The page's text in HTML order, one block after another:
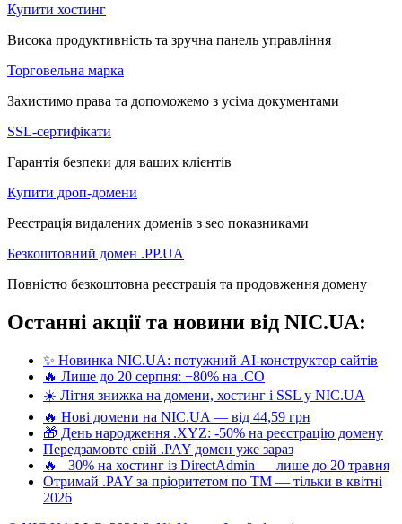
Купити хостинг
Висока продуктивність та зручна панель управління
Торговельна марка
Захистимо права та допоможемо з усіма документами
SSL-сертифікати
Гарантія безпеки для ваших клієнтів
Купити дроп-домени
Реєстрація видалених доменів з seo показниками
Безкоштовний домен .PP.UA
Повністю безкоштовна реєстрація та продовження домену
Останні акції та новини від NIC.UA:
✨ Новинка NIC.UA: потужний AI-конструктор сайтів
🔥 Лише до 20 серпня: −80% на .CO
☀️ Літня знижка на домени, хостинг і SSL у NIC.UA
🔥 Нові домени на NIC.UA — від 44,59 грн
🎁 День народження .XYZ: -50% на реєстрацію домену
Передзамовте свій .PAY домен уже зараз
🔥 –30% на хостинг із DirectAdmin — лише до 20 травня
Отримай .PAY за пріоритетом по ТМ — тільки в квітні
2026